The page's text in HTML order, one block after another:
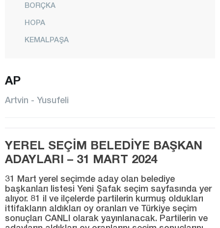
BORÇKA
HOPA
KEMALPAŞA
Aydın
Balıkesir
Bartın
Batman
Bayburt
Bilecik
AP
Artvin - Yusufeli
YEREL SEÇİM BELEDİYE BAŞKAN
ADAYLARI – 31 MART 2024
31 Mart yerel seçimde aday olan belediye
başkanları listesi Yeni Şafak seçim sayfasında yer
alıyor. 81 il ve ilçelerde partilerin kurmuş oldukları
ittifakların aldıkları oy oranları ve Türkiye seçim
sonuçları CANLI olarak yayınlanacak. Partilerin ve